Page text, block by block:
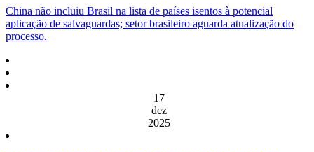
China não incluiu Brasil na lista de países isentos à potencial
aplicação de salvaguardas; setor brasileiro aguarda atualização do
processo.
17
dez
2025